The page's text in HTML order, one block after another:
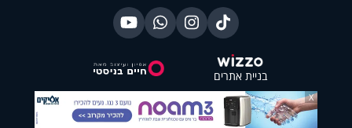
בניית אתרים
X